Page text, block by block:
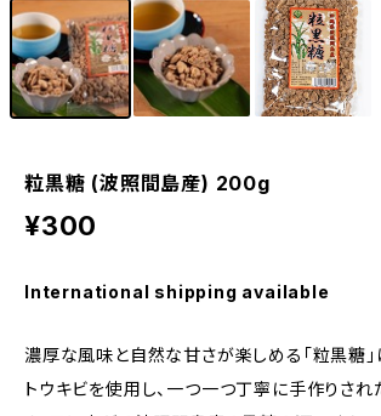
粒黒糖 (波照間島産) 200g
¥300
International shipping available
濃厚な風味と自然な甘さが楽しめる｢粒黒糖｣
トウキビを使用し、一つ一つ丁寧に手作りさ